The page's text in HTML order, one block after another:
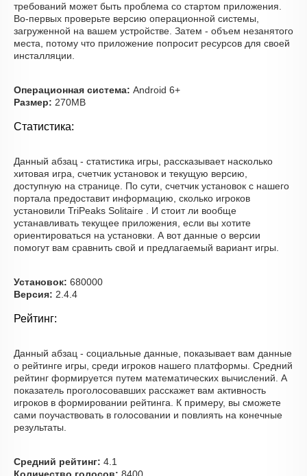
требований может быть проблема со стартом приложения.
Во-первых проверьте версию операционной системы,
загруженной на вашем устройстве. Затем - объем незанятого
места, потому что приложение попросит ресурсов для своей
инсталляции.
Операционная система: Android 6+
Размер: 270MB
Статистика:
Данный абзац - статистика игры, рассказывает насколько
хитовая игра, счетчик установок и текущую версию,
доступную на странице. По сути, счетчик установок с нашего
портала предоставит информацию, сколько игроков
установили TriPeaks Solitaire . И стоит ли вообще
устанавливать текущее приложения, если вы хотите
ориентироваться на установки. А вот данные о версии
помогут вам сравнить свой и предлагаемый вариант игры.
Установок: 680000
Версия: 2.4.4
Рейтинг:
Данный абзац - социальные данные, показывает вам данные
о рейтинге игры, среди игроков нашего платформы. Средний
рейтинг формируется путем математических вычислений. А
показатель проголосовавших расскажет вам активность
игроков в формировании рейтинга. К примеру, вы сможете
сами поучаствовать в голосовании и повлиять на конечные
результаты.
Средний рейтинг: 4.1